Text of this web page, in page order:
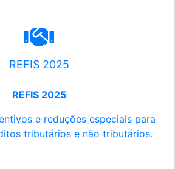
REFIS 2025
REFIS 2025
e reduções especiais para
tributários e não tributários.